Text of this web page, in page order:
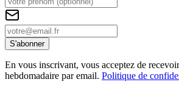
S'abonner
En vous inscrivant, vous acceptez de
hebdomadaire par email. Politique de